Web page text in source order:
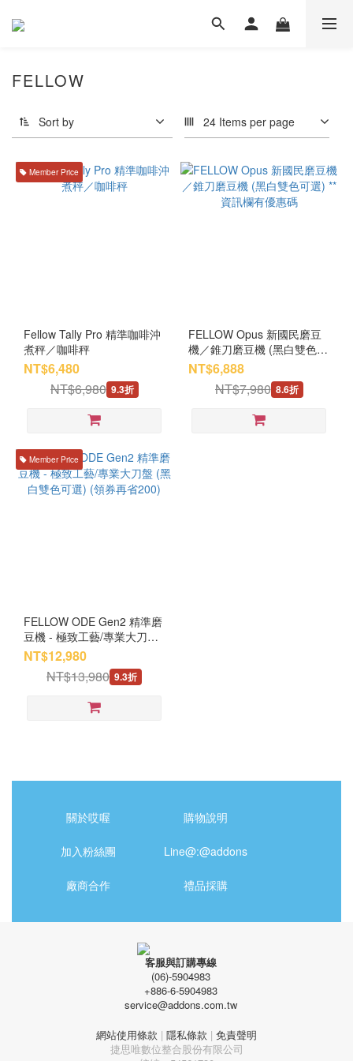
FELLOW
Sort by 24 Items per page
Member Price
Fellow Tally Pro 精準咖啡沖
煮秤／咖啡秤
NT$6,480
NT$6,980 9.3折
FELLOW Opus 新國民磨豆
機／錐刀磨豆機 (黑白雙色可
選) **資訊欄有優惠碼
NT$6,888
NT$7,980 8.6折
Member Price
FELLOW ODE Gen2 精準磨
豆機 - 極致工藝/專業大刀盤
(黑白雙色可選) (領券再省
200)
NT$12,980
NT$13,980 9.3折
關於哎喔 購物說明
加入粉絲團 Line@:@addons
廠商合作 禮品採購
客服與訂購專線
(06)-5904983
+886-6-5904983
service@addons.com.tw
網站使用條款 | 隱私條款 | 免責聲明
捷思唯數位整合股份有限公司